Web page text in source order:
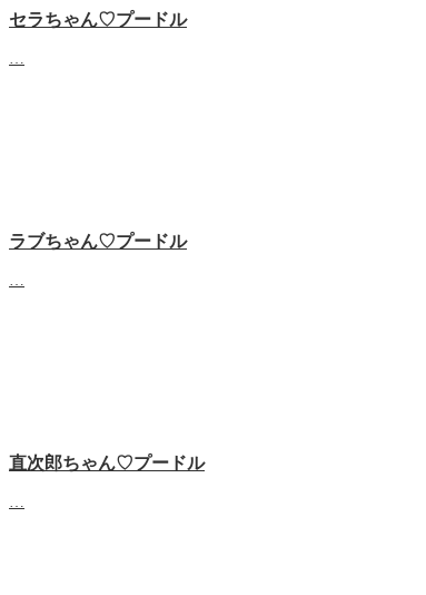
セラちゃん♡プードル
ラブちゃん♡プードル
直次郎ちゃん♡プードル